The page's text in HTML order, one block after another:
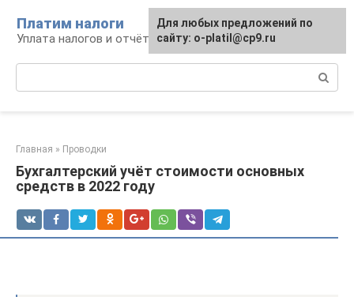
контенту
Платим налоги
Уплата налогов и отчётность
Главная » Проводки
Бухгалтерский учёт стоимости основных
средств в 2022 году
Для любых предложений по
сайту: o-platil@cp9.ru